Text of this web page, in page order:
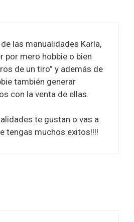
las manualidades Karla,
por mero hobbie o bien
de un tiro” y además de
también generar
con la venta de ellas.
te gustan o vas a
tengas muchos exitos!!!!